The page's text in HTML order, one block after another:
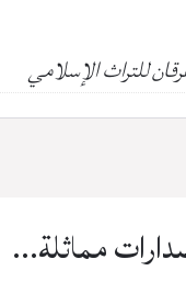
للتراث الإسلامي
مماثلة...